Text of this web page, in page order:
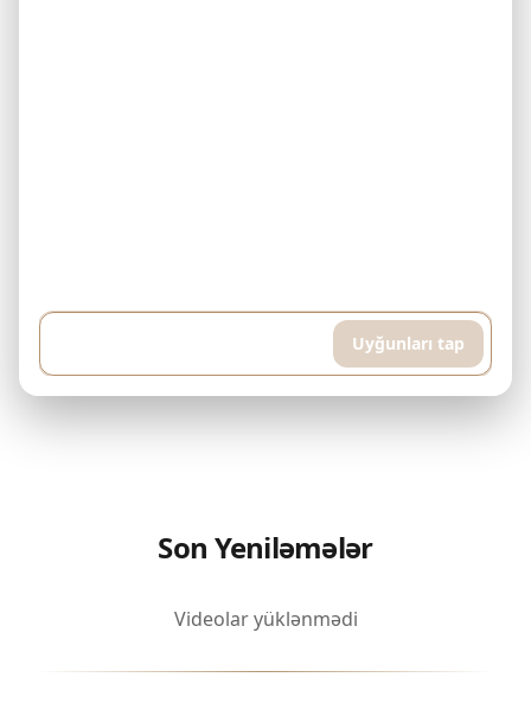
Uyğunları tap
Son Yeniləmələr
Videolar yüklənmədi